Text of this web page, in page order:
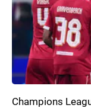
Champions